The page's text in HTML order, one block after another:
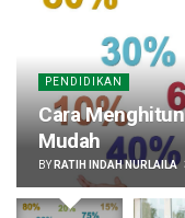
PENDIDIKAN
Cara
Mudah
BY RATIH INDAH NURLAILA